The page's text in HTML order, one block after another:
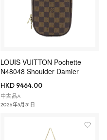
LOUIS VUITTON Pochette
N48048 Shoulder Damier
HKD 9464.00
中古品A
2026年5月31日